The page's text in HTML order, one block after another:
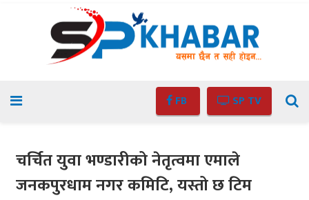
FB SP TV
चर्चित युवा भण्डारीको नेतृत्वमा एमाले
जनकपुरधाम नगर कमिटि, यस्तो छ टिम